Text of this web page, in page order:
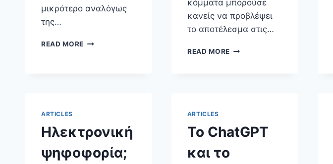
μικρότερο αναλόγως
της…
READ MORE
κόμματα μπορούσε
κανείς να προβλέψει
το αποτέλεσμα στις…
READ MORE
ARTICLES
Ηλεκτρονική
ψηφοφορία;
ARTICLES
Το ChatGPT
και το